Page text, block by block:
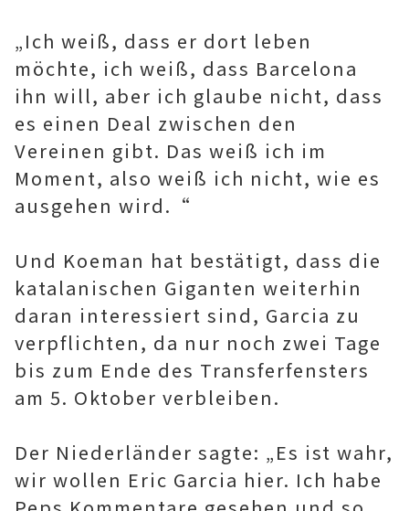
„Ich weiß, dass er dort leben
möchte, ich weiß, dass Barcelona
ihn will, aber ich glaube nicht, dass
es einen Deal zwischen den
Vereinen gibt. Das weiß ich im
Moment, also weiß ich nicht, wie es
ausgehen wird.“
Und Koeman hat bestätigt, dass die
katalanischen Giganten weiterhin
daran interessiert sind, Garcia zu
verpflichten, da nur noch zwei Tage
bis zum Ende des Transferfensters
am 5. Oktober verbleiben.
Der Niederländer sagte: „Es ist wahr,
wir wollen Eric Garcia hier. Ich habe